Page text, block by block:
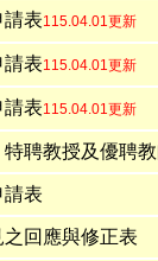
請表115.04.01更新
請表115.04.01更新
請表115.04.01更新
聘教授及優聘
請表
回應與修正表